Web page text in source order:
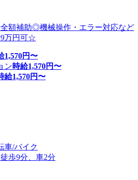
全額補助◎機械操作・エラー対応など
万円可☆
1,570円〜
ン時給1,570円〜
給1,570円〜
車/バイク
歩9分、車2分